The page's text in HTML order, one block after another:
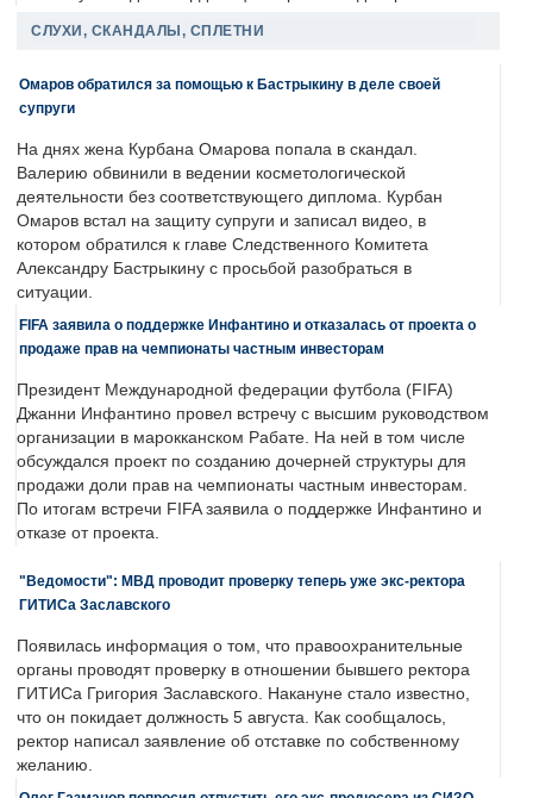
СЛУХИ, СКАНДАЛЫ, СПЛЕТНИ
Омаров обратился за помощью к Бастрыкину в деле своей
супруги
На днях жена Курбана Омарова попала в скандал.
Валерию обвинили в ведении косметологической
деятельности без соответствующего диплома. Курбан
Омаров встал на защиту супруги и записал видео, в
котором обратился к главе Следственного Комитета
Александру Бастрыкину с просьбой разобраться в
ситуации.
FIFA заявила о поддержке Инфантино и отказалась от проекта о
продаже прав на чемпионаты частным инвесторам
Президент Международной федерации футбола (FIFA)
Джанни Инфантино провел встречу с высшим руководством
организации в марокканском Рабате. На ней в том числе
обсуждался проект по созданию дочерней структуры для
продажи доли прав на чемпионаты частным инвесторам.
По итогам встречи FIFA заявила о поддержке Инфантино и
отказе от проекта.
"Ведомости": МВД проводит проверку теперь уже экс-ректора
ГИТИСа Заславского
Появилась информация о том, что правоохранительные
органы проводят проверку в отношении бывшего ректора
ГИТИСа Григория Заславского. Накануне стало известно,
что он покидает должность 5 августа. Как сообщалось,
ректор написал заявление об отставке по собственному
желанию.